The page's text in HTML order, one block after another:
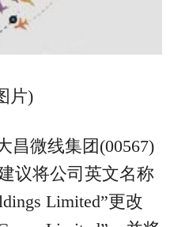
片)
昌微线集团(00567)
议将公司英文名称
Limited”更改